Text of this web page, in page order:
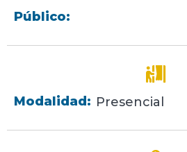
Público:
Modalidad: Presencial